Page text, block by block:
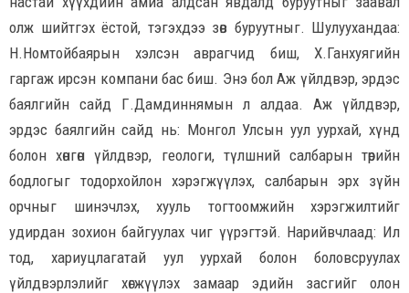
олж шийтгэх ёстой, тэгэхдээ зөв буруутныг. Шулуухандаа:
Н.Номтойбаярын хэлсэн аврагчид биш, Х.Ганхуягийн
гаргаж ирсэн компани бас биш. Энэ бол Аж үйлдвэр, эрдэс
баялгийн сайд Г.Дамдиннямын л алдаа. Аж үйлдвэр,
эрдэс баялгийн сайд нь: Монгол Улсын уул уурхай, хүнд
болон хөнгөн үйлдвэр, геологи, түлшний салбарын төрийн
бодлогыг тодорхойлон хэрэгжүүлэх, салбарын эрх зүйн
орчныг шинэчлэх, хууль тогтоомжийн хэрэгжилтийг
удирдан зохион байгуулах чиг үүрэгтэй. Нарийвчлаад: Ил
тод, хариуцлагатай уул уурхай болон боловсруулах
үйлдвэрлэлийг хөгжүүлэх замаар эдийн засгийг олон